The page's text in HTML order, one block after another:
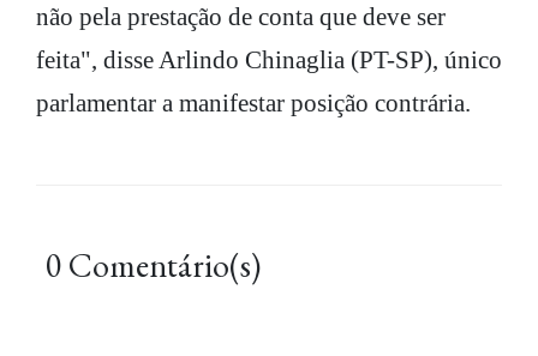
não pela prestação de conta que deve ser
feita", disse Arlindo Chinaglia (PT-SP), único
parlamentar a manifestar posição contrária.
0 Comentário(s)